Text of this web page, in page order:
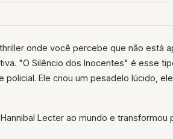
onde você percebe que não está
"O Silêncio dos Inocentes" é esse
policial. Ele criou um pesadelo lúcido,
Lecter ao mundo e transformou